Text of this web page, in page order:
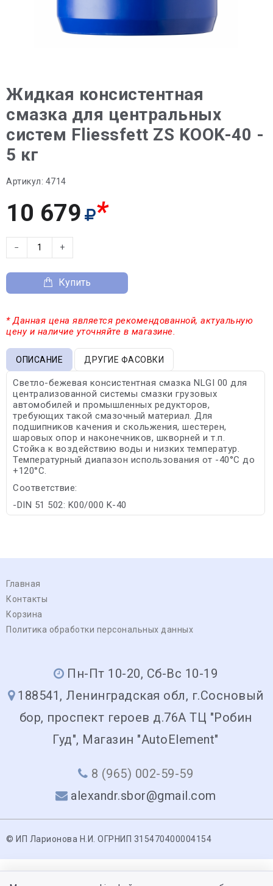
Жидкая консистентная
смазка для центральных
систем Fliessfett ZS KOOK-40 -
5 кг
Артикул: 4714
10 679 *
− +
Купить
* Данная цена является рекомендованной, актуальную
цену и наличие уточняйте в магазине.
ОПИСАНИЕ ДРУГИЕ ФАСОВКИ
Светло-бежевая консистентная смазка NLGI 00 для
централизованной системы смазки грузовых
автомобилей и промышленных редукторов,
требующих такой смазочный материал. Для
подшипников качения и скольжения, шестерен,
шаровых опор и наконечников, шкворней и т.п.
Стойка к воздействию воды и низких температур.
Температурный диапазон использования от -40°С до
+120°С.
Соответствие:
-DIN 51 502: K00/000 K-40
Главная
Контакты
Корзина
Политика обработки персональных данных
Пн-Пт 10-20, Сб-Вс 10-19
188541, Ленинградская обл, г.Сосновый
бор, проспект героев д.76А ТЦ "Робин
Гуд", Магазин "AutoElement"
8 (965) 002-59-59
alexandr.sbor@gmail.com
© ИП Ларионова Н.И. ОГРНИП 315470400004154